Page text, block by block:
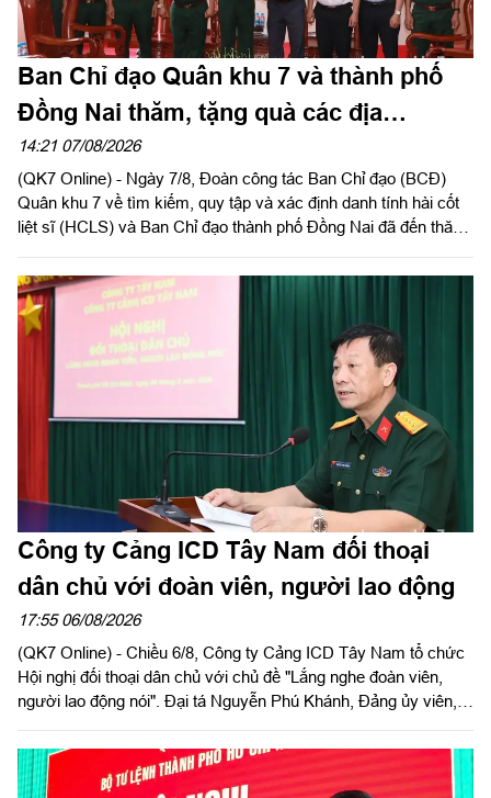
Ban Chỉ đạo Quân khu 7 và thành phố
Đồng Nai thăm, tặng quà các địa
phương hỗ trợ tìm kiếm, quy tập hài cốt
liệt sĩ
14:21 07/08/2026
(QK7 Online) - Ngày 7/8, Đoàn công tác Ban Chỉ đạo (BCĐ)
Quân khu 7 về tìm kiếm, quy tập và xác định danh tính hài cốt
liệt sĩ (HCLS) và Ban Chỉ đạo thành phố Đồng Nai đã đến thăm,
và chùa Tân Minh (phường Bình Long), thành phố Đồng Nai -
các địa phương, cơ sở đã hỗ trợ, đồng hành trong hoạt động
quy tập, tìm kiếm HCLS, cầu siêu các anh hùng liệt sĩ tại xã
Minh Đức. Thiếu tướng Trần Chí Tâm, Ủy viên Thường vụ
Đảng ủy, Phó Chính ủy Quân khu, Trưởng BCĐ Quân khu làm
Công ty Cảng ICD Tây Nam đối thoại
dân chủ với đoàn viên, người lao động
17:55 06/08/2026
(QK7 Online) - Chiều 6/8, Công ty Cảng ICD Tây Nam tổ chức
Hội nghị đối thoại dân chủ với chủ đề "Lắng nghe đoàn viên,
người lao động nói". Đại tá Nguyễn Phú Khánh, Đảng ủy viên,
Thượng tá Nguyễn Ngọc Khánh, Giám đốc Công ty Cảng ICD
Tây Nam chủ trì hội nghị. Dự hội nghị có Đại tá Phạm Thị Thu